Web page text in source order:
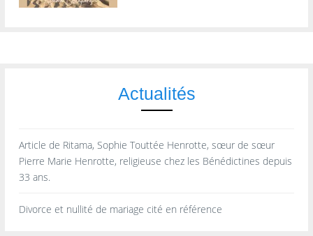
Actualités
Article de Ritama, Sophie Touttée Henrotte, sœur de sœur
Pierre Marie Henrotte, religieuse chez les Bénédictines depuis
33 ans.
Divorce et nullité de mariage cité en référence